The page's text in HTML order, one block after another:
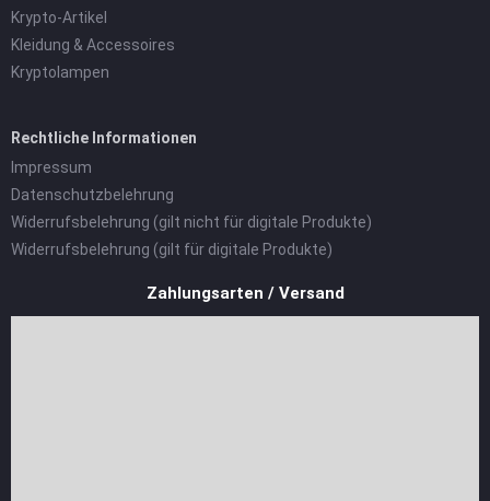
Krypto-Artikel
Kleidung & Accessoires
Kryptolampen
Rechtliche Informationen
Impressum
Datenschutzbelehrung
Widerrufsbelehrung (gilt nicht für digitale Produkte)
Widerrufsbelehrung (gilt für digitale Produkte)
Zahlungsarten / Versand